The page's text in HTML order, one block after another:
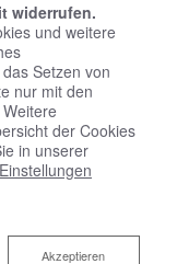
widerrufen.
und weitere
Setzen von
nur mit den
der Cookies
in unserer
Einstellungen
Akzeptieren